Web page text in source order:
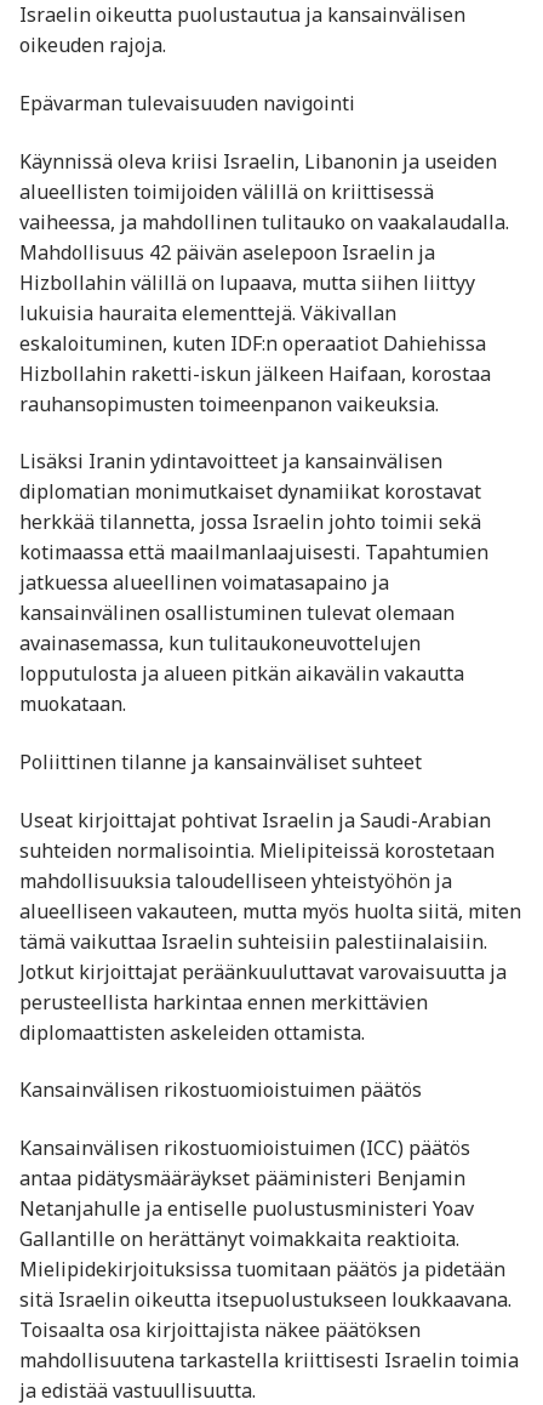
Israelin oikeutta puolustautua ja kansainvälisen
oikeuden rajoja.
Epävarman tulevaisuuden navigointi
Käynnissä oleva kriisi Israelin, Libanonin ja useiden
alueellisten toimijoiden välillä on kriittisessä
vaiheessa, ja mahdollinen tulitauko on vaakalaudalla.
Mahdollisuus 42 päivän aselepoon Israelin ja
Hizbollahin välillä on lupaava, mutta siihen liittyy
lukuisia hauraita elementtejä. Väkivallan
eskaloituminen, kuten IDF:n operaatiot Dahiehissa
Hizbollahin raketti-iskun jälkeen Haifaan, korostaa
rauhansopimusten toimeenpanon vaikeuksia.
Lisäksi Iranin ydintavoitteet ja kansainvälisen
diplomatian monimutkaiset dynamiikat korostavat
herkkää tilannetta, jossa Israelin johto toimii sekä
kotimaassa että maailmanlaajuisesti. Tapahtumien
jatkuessa alueellinen voimatasapaino ja
kansainvälinen osallistuminen tulevat olemaan
avainasemassa, kun tulitaukoneuvottelujen
lopputulosta ja alueen pitkän aikavälin vakautta
muokataan.
Poliittinen tilanne ja kansainväliset suhteet
Useat kirjoittajat pohtivat Israelin ja Saudi-Arabian
suhteiden normalisointia. Mielipiteissä korostetaan
mahdollisuuksia taloudelliseen yhteistyöhön ja
alueelliseen vakauteen, mutta myös huolta siitä, miten
tämä vaikuttaa Israelin suhteisiin palestiinalaisiin.
Jotkut kirjoittajat peräänkuuluttavat varovaisuutta ja
perusteellista harkintaa ennen merkittävien
diplomaattisten askeleiden ottamista.
Kansainvälisen rikostuomioistuimen päätös
Kansainvälisen rikostuomioistuimen (ICC) päätös
antaa pidätysmääräykset pääministeri Benjamin
Netanjahulle ja entiselle puolustusministeri Yoav
Gallantille on herättänyt voimakkaita reaktioita.
Mielipidekirjoituksissa tuomitaan päätös ja pidetään
sitä Israelin oikeutta itsepuolustukseen loukkaavana.
Toisaalta osa kirjoittajista näkee päätöksen
mahdollisuutena tarkastella kriittisesti Israelin toimia
ja edistää vastuullisuutta.